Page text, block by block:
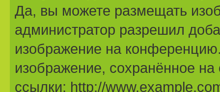
Да, вы можете размещать
администратор разрешил
изображение на
изображение, сохранённое
ссылки: http://